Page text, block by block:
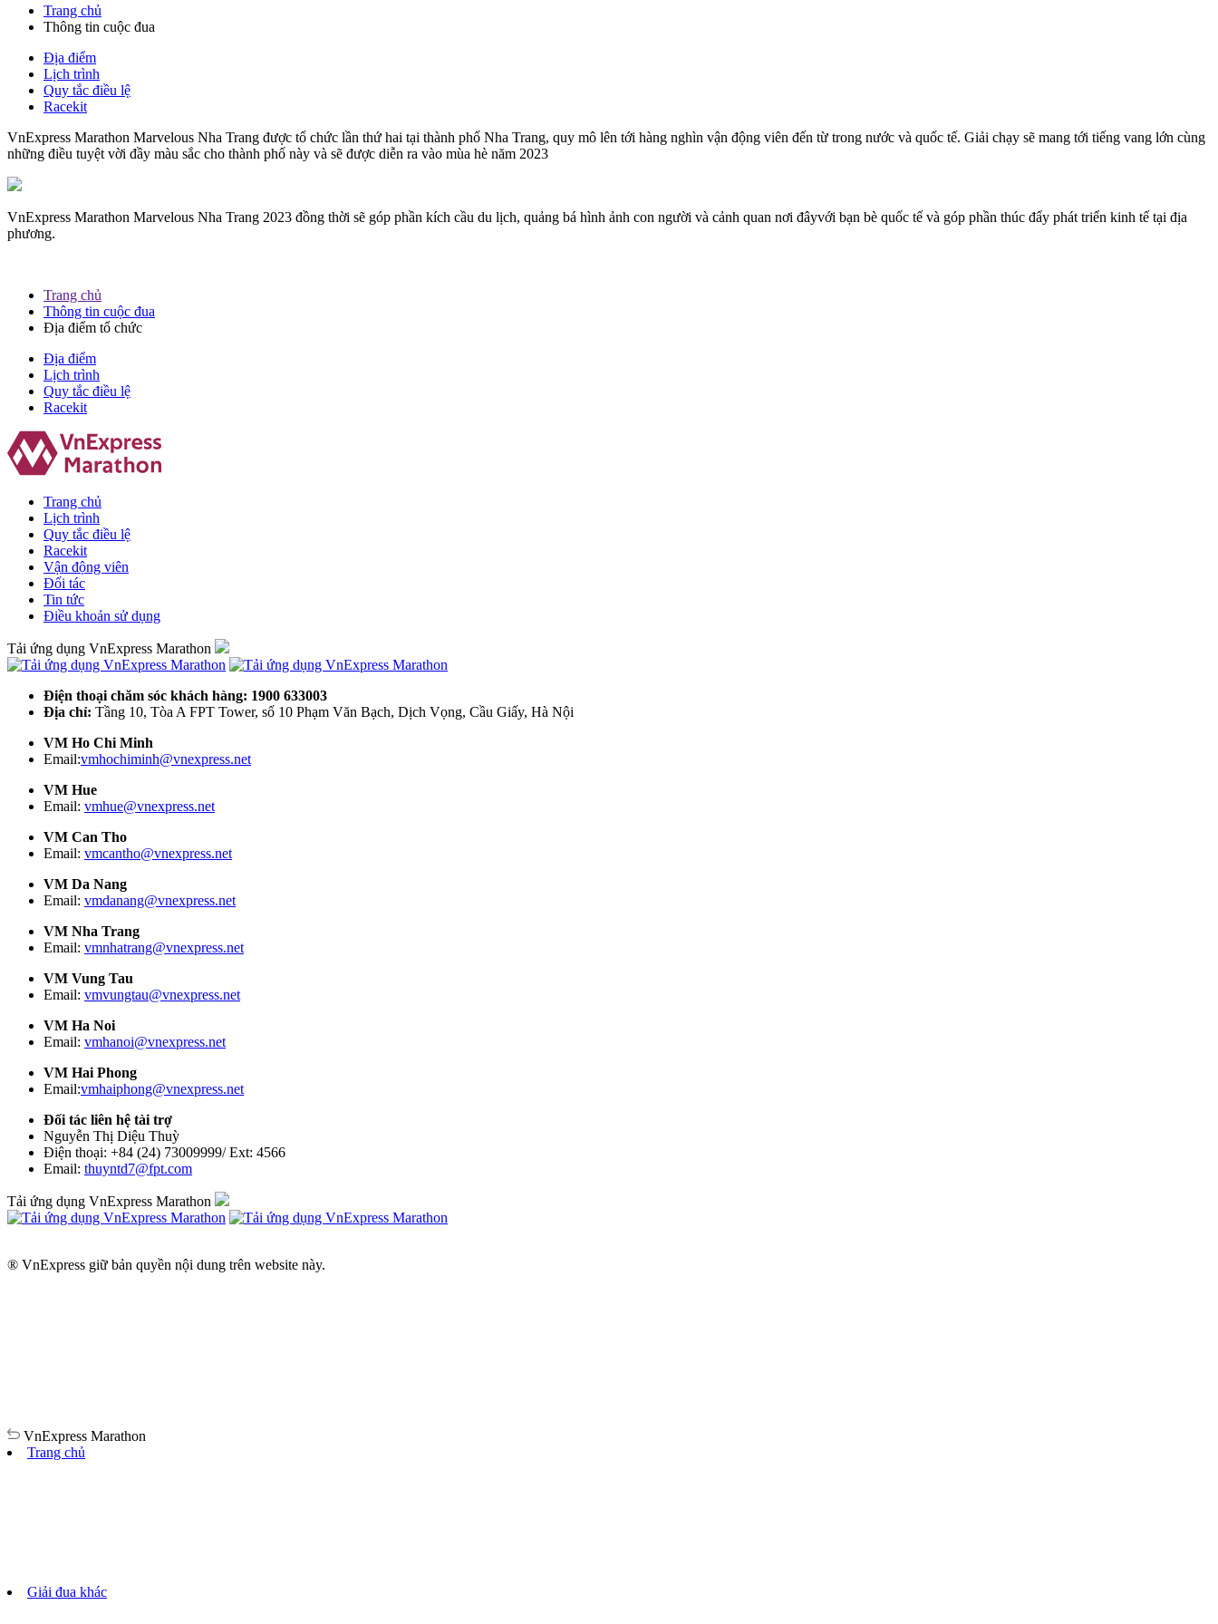
Trang chủ
Thông tin cuộc đua
Địa điểm
Lịch trình
Quy tắc điều lệ
Racekit
VnExpress Marathon Marvelous Nha Trang được tổ chức lần thứ hai tại thành phố Nha Trang, quy mô lên tới hàng nghìn vận động viên đến từ trong nước và quốc tế. Giải chạy sẽ mang tới tiếng vang lớn cùng
những điều tuyệt vời đầy màu sắc cho thành phố này và sẽ được diễn ra vào mùa hè năm 2023
VnExpress Marathon Marvelous Nha Trang 2023 đồng thời sẽ góp phần kích cầu du lịch, quảng bá hình ảnh con người và cảnh quan nơi đâyvới bạn bè quốc tế và góp phần thúc đẩy phát triển kinh tế tại địa
phương.
Trang chủ
Thông tin cuộc đua
Địa điểm tổ chức
Địa điểm
Lịch trình
Quy tắc điều lệ
Racekit
Trang chủ
Lịch trình
Quy tắc điều lệ
Racekit
Vận động viên
Đối tác
Tin tức
Điều khoản sử dụng
Tải ứng dụng VnExpress Marathon
Điện thoại chăm sóc khách hàng: 1900 633003
Địa chỉ: Tầng 10, Tòa A FPT Tower, số 10 Phạm Văn Bạch, Dịch Vọng, Cầu Giấy, Hà Nội
VM Ho Chi Minh
Email:vmhochiminh@vnexpress.net
VM Hue
Email: vmhue@vnexpress.net
VM Can Tho
Email: vmcantho@vnexpress.net
VM Da Nang
Email: vmdanang@vnexpress.net
VM Nha Trang
Email: vmnhatrang@vnexpress.net
VM Vung Tau
Email: vmvungtau@vnexpress.net
VM Ha Noi
Email: vmhanoi@vnexpress.net
VM Hai Phong
Email:vmhaiphong@vnexpress.net
Đối tác liên hệ tài trợ
Nguyễn Thị Diệu Thuỳ
Điện thoại: +84 (24) 73009999/ Ext: 4566
Email: thuyntd7@fpt.com
Tải ứng dụng VnExpress Marathon
® VnExpress giữ bản quyền nội dung trên website này.
VnExpress Marathon
Trang chủ
Giải đua khác